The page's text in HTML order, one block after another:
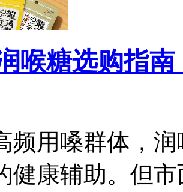
喉糖选购指
频用嗓群体，
健康辅助。但